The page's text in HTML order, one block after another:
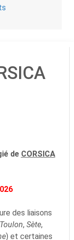
de CORSICA
des liaisons
Toulon, Sète,
) et certaines